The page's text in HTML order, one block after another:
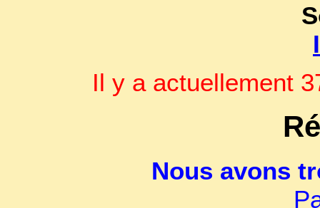
Il y a actuellement
Nous avons